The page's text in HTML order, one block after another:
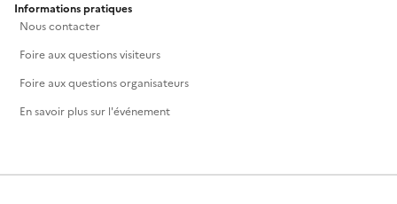
Informations pratiques
Nous contacter
Foire aux questions visiteurs
Foire aux questions organisateurs
En savoir plus sur l'événement